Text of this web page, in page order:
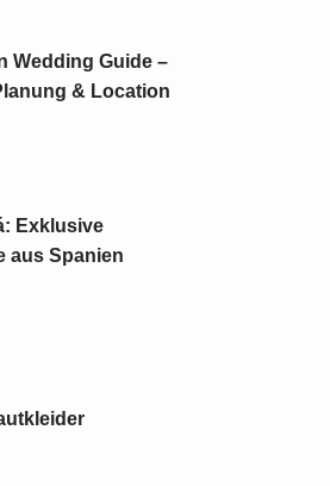
Wedding Guide –
& Location
Exklusive
aus Spanien